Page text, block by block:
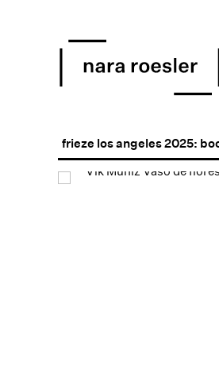
frieze los angeles 2025: